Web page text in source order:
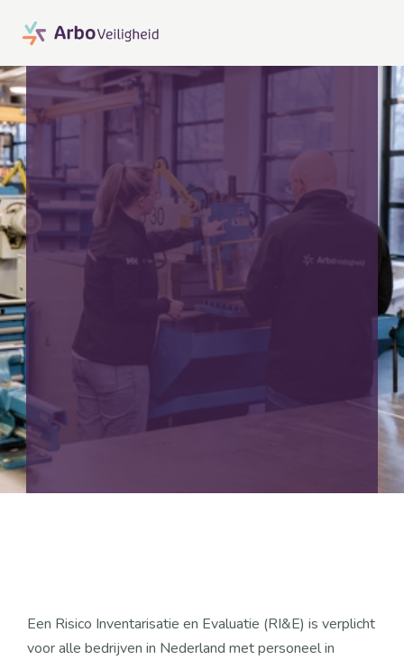
Een Risico Inventarisatie en Evaluatie (RI&E) is verplicht
voor alle bedrijven in Nederland met personeel in